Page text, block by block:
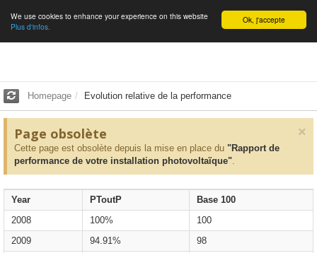
English Ok, j'accepte
We use cookies to enhance your experience on this website
Plus d'infos.
Homepage Evolution relative de la performance
×
Page obsolète
Cette page est obsolète depuis la mise en place du "Rapport de
performance de votre installation photovoltaïque".
Year PToutP
Base 100
2008
100%
100
2009
94.91%
98